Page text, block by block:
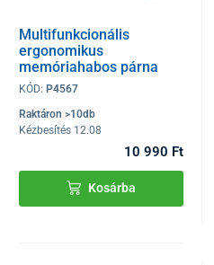
Multifunkcionális
ergonomikus
memóriahabos párna
SoftBalance
KÓD: P4567
Raktáron >10db
Kézbesítés 12.08
10 990 Ft
Kosárba